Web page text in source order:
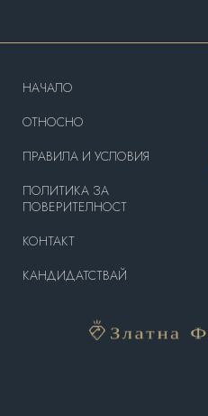
HAЧАЛО
OТНОСНО
ПРАВИЛА И УСЛОВИЯ
ПОЛИТИКА ЗА
ПОВЕРИТЕЛНОСТ
КОНТАКТ
КАНДИДАТСТВАЙ